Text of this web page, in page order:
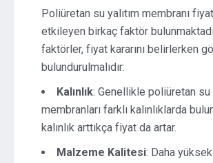
Poliüretan su yalıtım membranı
etkileyen birkaç faktör
faktörler, fiyat kararını belirlerken
bulundurulmalıdır:
Kalınlık: Genellikle poliüretan su
membranları farklı kalınlıklarda
kalınlık arttıkça fiyat da artar.
Malzeme Kalitesi: Daha